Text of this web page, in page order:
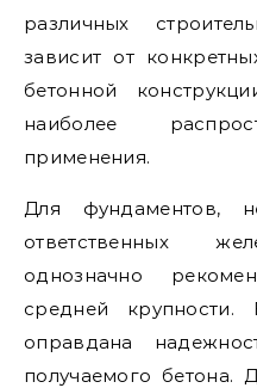
различных
зависит от
бетонной
наиболее
применения.
Для фундаментов,
ответственных
однозначно
средней крупности.
оправдана
получаемого бетона.